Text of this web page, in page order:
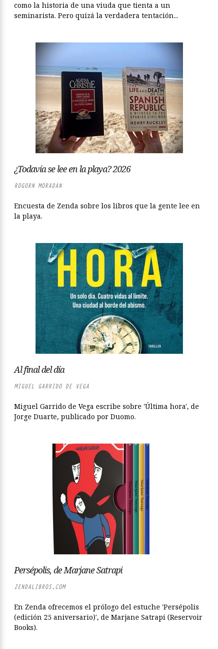
como la historia de una viuda que tienta a un
seminarista. Pero quizá la verdadera tentación...
¿Todavía se lee en la playa? 2026
ROGORN MORADAN
Encuesta de Zenda sobre los libros que la gente lee en
la playa.
Al final del día
MIGUEL GARRIDO DE VEGA
Miguel Garrido de Vega escribe sobre 'Última hora', de
Jorge Duarte, publicado por Duomo.
Persépolis, de Marjane Satrapi
ZENDALIBROS.COM
En Zenda ofrecemos el prólogo del estuche 'Persépolis
(edición 25 aniversario)', de Marjane Satrapi (Reservoir
Books).